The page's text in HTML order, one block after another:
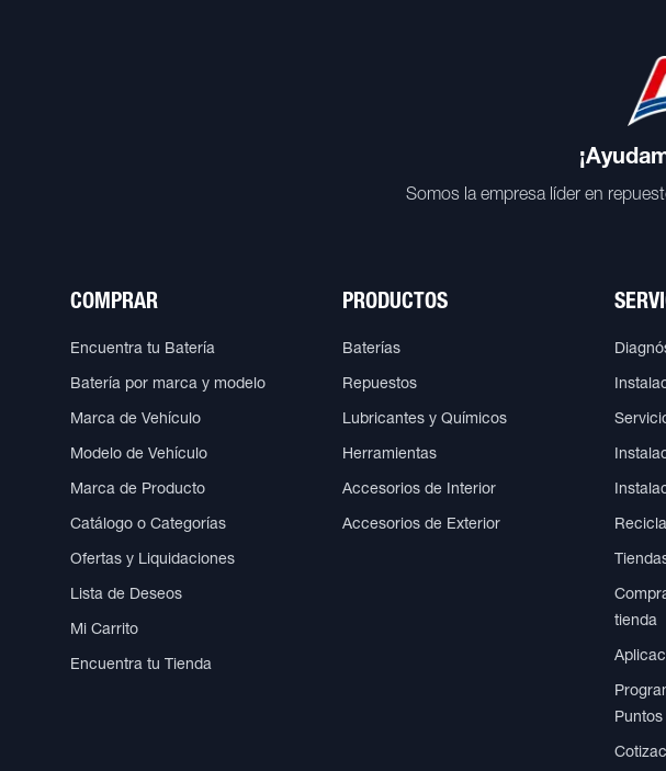
Somos la empresa líder en
COMPRAR
Encuentra tu Batería
Batería por marca y modelo
Marca de Vehículo
Modelo de Vehículo
Marca de Producto
Catálogo o Categorías
Ofertas y Liquidaciones
Lista de Deseos
Mi Carrito
Encuentra tu Tienda
PRODUCTOS
Baterías
Repuestos
Lubricantes y Químicos
Herramientas
Accesorios de Interior
Accesorios de Exterior
tienda
Puntos